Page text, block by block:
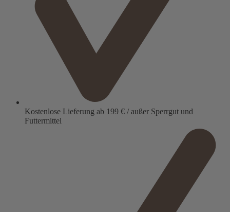
Kostenlose Lieferung ab 199 € / außer Sperrgut und
Futtermittel